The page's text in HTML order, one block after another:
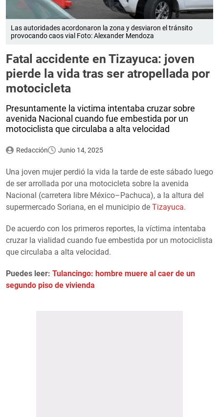
Las autoridades acordonaron la zona y desviaron el tránsito
provocando caos vial Foto: Alexander Mendoza
Fatal accidente en Tizayuca: joven
pierde la vida tras ser atropellada por
motocicleta
Presuntamente la victima intentaba cruzar sobre
avenida Nacional cuando fue embestida por un
motociclista que circulaba a alta velocidad
Redacción Junio 14, 2025
Una joven mujer perdió la vida la tarde de este sábado luego
de ser arrollada por una motocicleta sobre la avenida
Nacional (carretera libre México–Pachuca), a la altura del
supermercado Soriana, en el municipio de Tizayuca.
De acuerdo con los primeros reportes, la víctima intentaba
cruzar la vialidad cuando fue embestida por un motociclista
que circulaba a alta velocidad.
Puedes leer: Tulancingo: hombre muere al caer de un
segundo piso de vivienda